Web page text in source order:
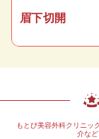
眉下切開
もとび美容外科クリニッ
介な